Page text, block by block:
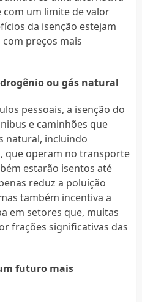
com um limite de valor
da isenção estejam
preços mais
ou gás natural
pessoais, a isenção do
e caminhões que
natural, incluindo
que operam no transporte
estarão isentos até
reduz a poluição
também incentiva a
em setores que, muitas
frações significativas das
futuro mais